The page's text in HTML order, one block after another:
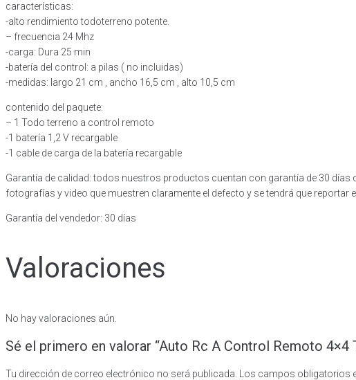
características:
-alto rendimiento todoterreno potente.
– frecuencia 24 Mhz
-carga: Dura 25 min
-batería del control: a pilas ( no incluidas)
-medidas: largo 21 cm , ancho 16,5 cm , alto 10,5 cm
contenido del paquete:
– 1 Todo terreno a control remoto
-1 batería 1,2 V recargable
-1 cable de carga de la batería recargable
Garantía de calidad: todos nuestros productos cuentan con garantía de 30
fotografías y video que muestren claramente el defecto y se tendrá que reportar
Garantía del vendedor: 30 días
Valoraciones
No hay valoraciones aún.
Sé el primero en valorar “Auto Rc A Control Remoto 4×4
Tu dirección de correo electrónico no será publicada. Los campos obligatorios